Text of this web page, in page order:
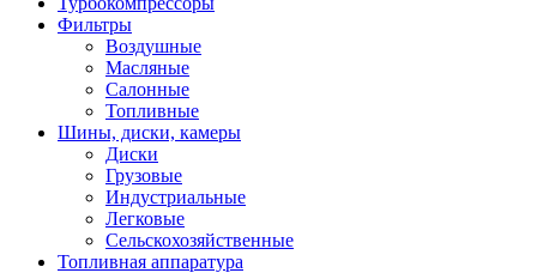
Фильтры
Воздушные
Масляные
Салонные
Топливные
Шины, диски, камеры
Диски
Грузовые
Индустриальные
Легковые
Сельскохозяйственные
Топливная аппаратура